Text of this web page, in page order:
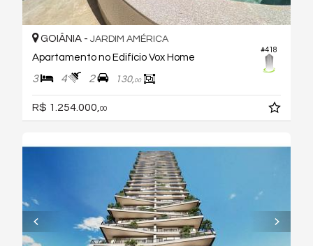
#418
GOIÂNIA - JARDIM AMÉRICA
Apartamento no Edifício Vox Home
3 4 2 130,00
R$ 1.254.000, 00